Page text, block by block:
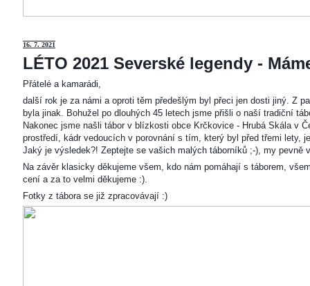
16. 7. 2021
LÉTO 2021 Severské legendy -
Přátelé a kamarádi,
další rok je za námi a oproti těm předešlým byl přeci jen dosti jiný. Z
byla jinak. Bohužel po dlouhých 45 letech jsme přišli o naší tradiční
Nakonec jsme našli tábor v blízkosti obce Krčkovice - Hrubá Skála v
prostředí, kádr vedoucích v porovnání s tím, který byl před třemi lety,
Jaký je výsledek?! Zeptejte se vašich malých táborníků ;-), my pevně
Na závěr klasicky děkujeme všem, kdo nám pomáhají s táborem,
cení a za to velmi děkujeme :).
Fotky z tábora se již zpracovávají :)